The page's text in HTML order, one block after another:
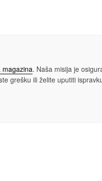
magazina. Naša misija je
grešku ili želite uputiti